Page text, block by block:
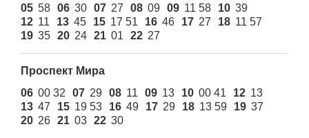
05 58 06 30 07 27 08 09 09 11 58 10 39
12 11 13 45 15 17 51 16 46 17 27 18 11 57
19 35 20 24 21 01 22 27
Проспект Мира
06 00 32 07 29 08 11 09 13 10 00 41 12 13
13 47 15 19 53 16 49 17 29 18 13 59 19 37
20 26 21 03 22 30